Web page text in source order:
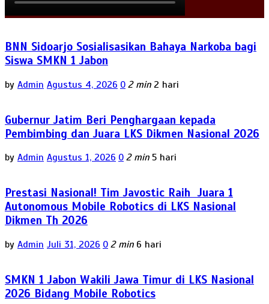
BNN Sidoarjo Sosialisasikan Bahaya Narkoba bagi
Siswa SMKN 1 Jabon
by Admin Agustus 4, 2026 0 2 min 2 hari
Gubernur Jatim Beri Penghargaan kepada
Pembimbing dan Juara LKS Dikmen Nasional 2026
by Admin Agustus 1, 2026 0 2 min 5 hari
Prestasi Nasional! Tim Javostic Raih Juara 1
Autonomous Mobile Robotics di LKS Nasional
Dikmen Th 2026
by Admin Juli 31, 2026 0 2 min 6 hari
SMKN 1 Jabon Wakili Jawa Timur di LKS Nasional
2026 Bidang Mobile Robotics